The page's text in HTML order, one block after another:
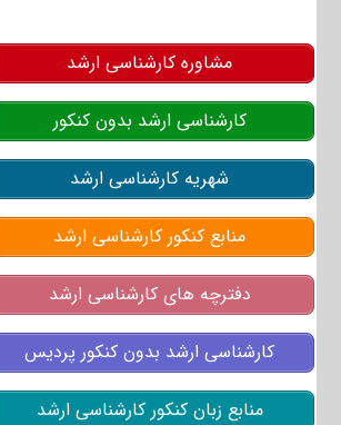
مشاوره کارشناسی ارشد
کارشناسی ارشد بدون کنکور
شهریه کارشناسی ارشد
منابع کنکور کارشناسی ارشد
دفترچه های کارشناسی ارشد
کارشناسی ارشد بدون کنکور پردیس
منابع زبان کنکور کارشناسی ارشد